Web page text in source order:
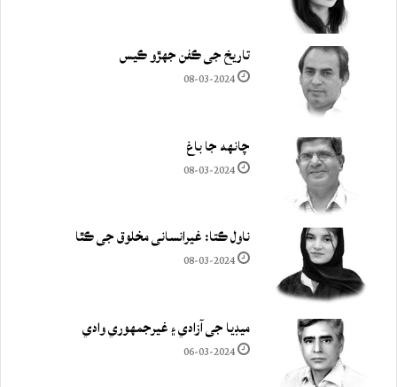
تاريخ جي ڪفن جھڙو ڪيس
08-03-2024
چانهه جا باغ
08-03-2024
ناول ڪتا: غيرانساني مخلوق جي ڪٿا
08-03-2024
ميڊيا جي آزادي ۽ غيرجمھوري وادي
06-03-2024